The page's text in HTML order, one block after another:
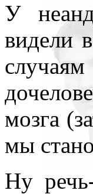
У
видели
мозга
мы
Ну